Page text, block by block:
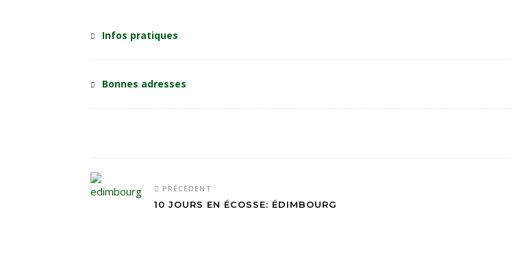
Infos pratiques
Bonnes adresses
PRÉCÉDENT
10 JOURS EN ÉCOSSE: ÉDIMBOURG